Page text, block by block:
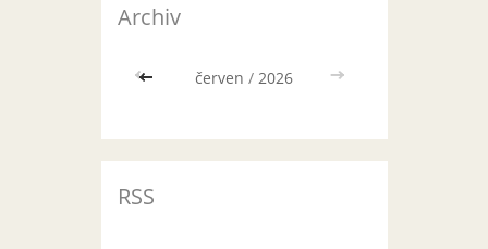
Archiv
<< červen / 2026 >>
RSS